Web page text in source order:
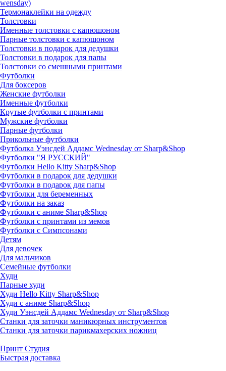
wensday)
Термонаклейки на одежду
Толстовки
Именные толстовки с капюшоном
Парные толстовки с капюшоном
Толстовки в подарок для дедушки
Толстовки в подарок для папы
Толстовки со смешными принтами
Футболки
Для боксеров
Женские футболки
Именные футболки
Крутые футболки с принтами
Мужские футболки
Парные футболки
Прикольные футболки
Футболка Уэнсдей Аддамс Wednesday от Sharp&Shop
Футболки "Я РУССКИЙ"
Футболки Hello Kitty Sharp&Shop
Футболки в подарок для дедушки
Футболки в подарок для папы
Футболки для беременных
Футболки на заказ
Футболки с аниме Sharp&Shop
Футболки с принтами из мемов
Футболки с Симпсонами
Детям
Для девочек
Для мальчиков
Семейные футболки
Худи
Парные худи
Худи Hello Kitty Sharp&Shop
Худи с аниме Sharp&Shop
Худи Уэнсдей Аддамс Wednesday от Sharp&Shop
Станки для заточки маникюрных инструментов
Станки для заточки парикмахерских ножниц
Принт Студия
Быстрая доставка